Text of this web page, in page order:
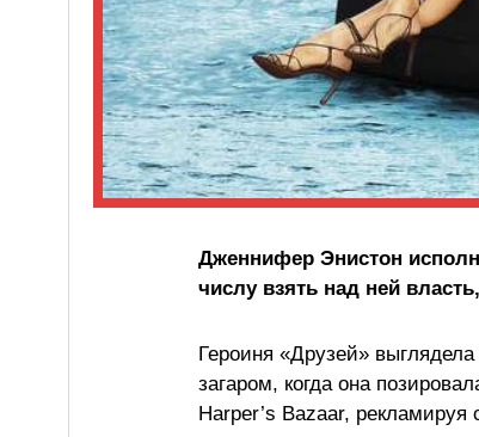
Дженнифер Энистон
числу взять над ней
Героиня «Друзей»
загаром, когда она
Harper’s Bazaar,